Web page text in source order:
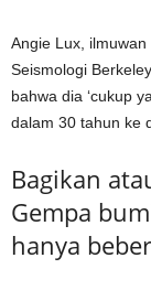
Angie Lux,
Seismologi
bahwa dia ‘cukup
dalam 30 tahun ke
Bagikan
Gempa
hanya